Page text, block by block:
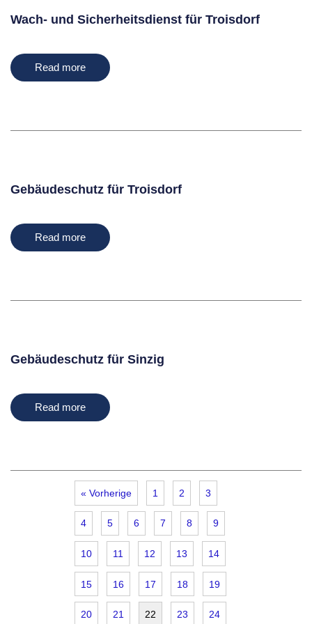
Wach- und Sicherheitsdienst für Troisdorf
Read more
Gebäudeschutz für Troisdorf
Read more
Gebäudeschutz für Sinzig
Read more
« Vorherige 1 2 3
4 5 6 7 8 9
10 11 12 13 14
15 16 17 18 19
20 21 22 23 24